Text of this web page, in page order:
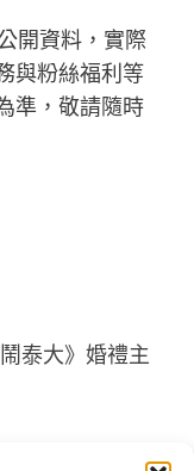
開資料，實際
與粉絲福利等
準，敬請隨時
泰大》婚禮主